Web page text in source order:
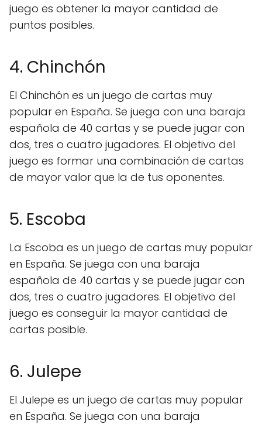
juego es obtener la mayor cantidad de
puntos posibles.
4. Chinchón
El Chinchón es un juego de cartas muy
popular en España. Se juega con una baraja
española de 40 cartas y se puede jugar con
dos, tres o cuatro jugadores. El objetivo del
juego es formar una combinación de cartas
de mayor valor que la de tus oponentes.
5. Escoba
La Escoba es un juego de cartas muy popular
en España. Se juega con una baraja
española de 40 cartas y se puede jugar con
dos, tres o cuatro jugadores. El objetivo del
juego es conseguir la mayor cantidad de
cartas posible.
6. Julepe
El Julepe es un juego de cartas muy popular
en España. Se juega con una baraja